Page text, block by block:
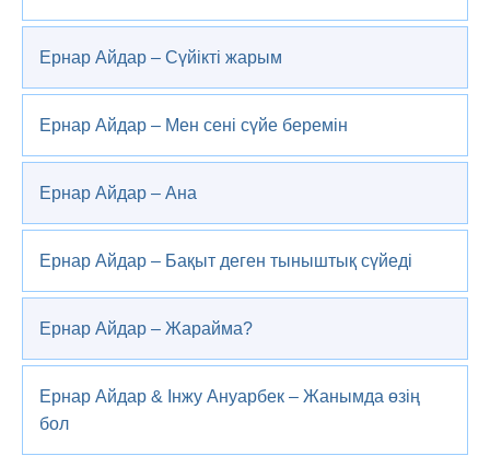
Ернар Айдар – Сүйікті жарым
Ернар Айдар – Мен сені сүйе беремін
Ернар Айдар – Ана
Ернар Айдар – Бақыт деген тыныштық сүйеді
Ернар Айдар – Жарайма?
Ернар Айдар & Інжу Ануарбек – Жанымда өзің
бол